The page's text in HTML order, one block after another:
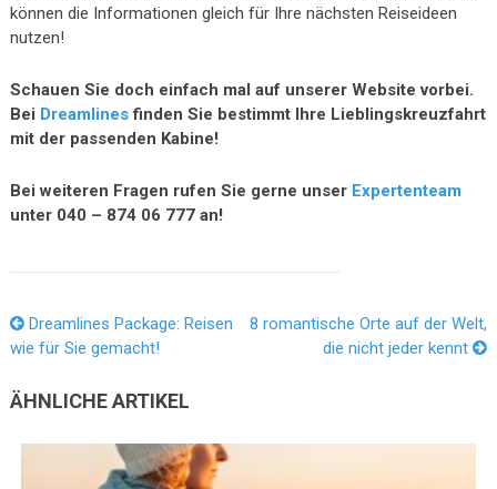
können die Informationen gleich für Ihre nächsten Reiseideen
nutzen!
Schauen Sie doch einfach mal auf unserer Website vorbei.
Bei Dreamlinesfinden Sie bestimmt Ihre Lieblingskreuzfahrt
mit der passenden Kabine!
Bei weiteren Fragen rufen Sie gerne unser Expertenteam
unter 040 – 874 06 777 an!
Dreamlines Package: Reisen
wie für Sie gemacht!
8 romantische Orte auf der Welt,
die nicht jeder kennt
ÄHNLICHE ARTIKEL